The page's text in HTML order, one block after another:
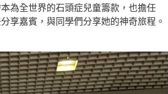
為全世界的石頭症兒童籌款，也擔任
享嘉賓，與同學們分享她的神奇旅程。